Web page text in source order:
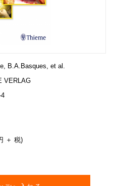
B.A.Basques, et al.
VERLAG
＋ 税)